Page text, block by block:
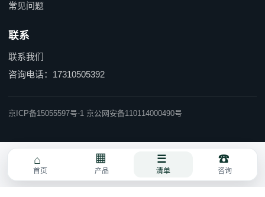
常见问题
联系
联系我们
咨询电话：17310505392
京ICP备15055597号-1 京公网安备110114000490号
首页 产品 清单 咨询